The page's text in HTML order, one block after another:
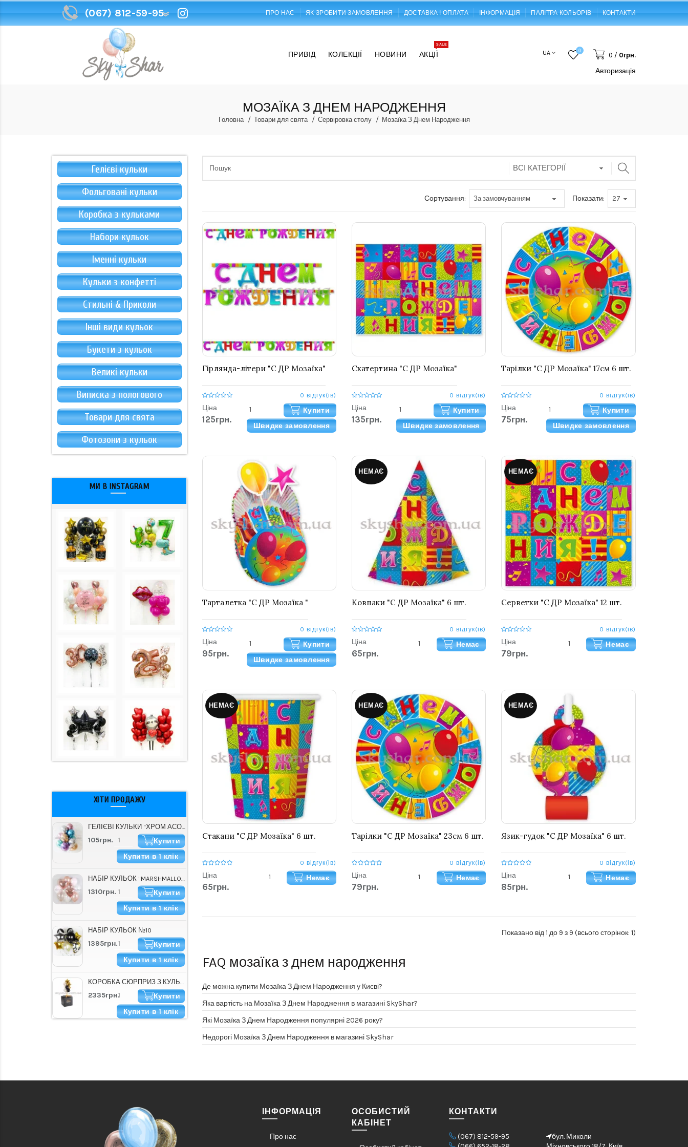
(067) 812-59-95
(067) 812-59-95
ПРО НАС ЯК ЗРОБИТИ ЗАМОВЛЕННЯ ДОСТАВКА І ОПЛАТА ІНФОРМАЦІЯ ПАЛІТРА КОЛЬОРІВ КОНТАКТИ
ПРИВІД КОЛЕКЦІЇ НОВИНИ АКЦІЇ
SALE
UA 0
0 / 0грн.
Авторизація
МОЗАЇКА З ДНЕМ НАРОДЖЕННЯ
Головна Товари для свята Сервіровка столу Мозаїка З Днем Народження
Гелієві кульки
Фольговані кульки
Коробка з кульками
Набори кульок
Іменні кульки
Кульки з конфетті
Стильні & Приколи
Інші види кульок
Букети з кульок
Великі кульки
Виписка з пологового
Товари для свята
Фотозони з кульок
МИ В INSTAGRAM
ХІТИ ПРОДАЖУ
ГЕЛІЄВІ КУЛЬКИ "ХРОМ АСОРТІ" (30 СМ)
105грн.
Купити
Купити в 1 клік
НАБІР КУЛЬОК "MARSHMALLOW"
1310грн.
Купити
Купити в 1 клік
НАБІР КУЛЬОК №10
1395грн.
Купити
Купити в 1 клік
КОРОБКА СЮРПРИЗ З КУЛЬКАМИ "HAPPY B-DAY СТИЛЬНА"
2335грн.
Купити
Купити в 1 клік
Сортування: Показати:
Гірлянда-літери "С ДР Мозаїка"
0 відгук(ів)
Ціна
125грн.
Купити
Швидке замовлення
Скатертина "С ДР Мозаїка"
0 відгук(ів)
Ціна
135грн.
Купити
Швидке замовлення
Тарілки "С ДР Мозаїка" 17см 6 шт.
0 відгук(ів)
Ціна
75грн.
Купити
Швидке замовлення
Тарталетка "C ДР Мозаїка "
0 відгук(ів)
Ціна
95грн.
Купити
Швидке замовлення
НЕМАЄ
Ковпаки "С ДР Мозаїка" 6 шт.
0 відгук(ів)
Ціна
65грн.
Немає
НЕМАЄ
Серветки "С ДР Мозаїка" 12 шт.
0 відгук(ів)
Ціна
79грн.
Немає
НЕМАЄ
Стакани "С ДР Мозаїка" 6 шт.
0 відгук(ів)
Ціна
65грн.
Немає
НЕМАЄ
Тарілки "С ДР Мозаїка" 23см 6 шт.
0 відгук(ів)
Ціна
79грн.
Немає
НЕМАЄ
Язик-гудок "С ДР Мозаїка" 6 шт.
0 відгук(ів)
Ціна
85грн.
Немає
Показано від 1 до 9 з 9 (всього сторінок: 1)
FAQ мозаїка з днем народження
Де можна купити Мозаїка З Днем Народження у Києві?
Яка вартість на Мозаїка З Днем Народження в магазині SkyShar?
Які Мозаїка З Днем Народження популярні 2026 року?
Недорогі Мозаїка З Днем Народження в магазині SkyShar
ІНФОРМАЦІЯ
Про нас
ОСОБИСТИЙ
КАБІНЕТ
КОНТАКТИ
(067) 812-59-95
бул. Миколи